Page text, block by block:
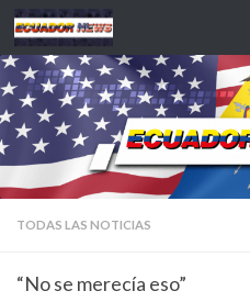
Saltar al contenido
TODAS LAS NOTICIAS
“No se merecía eso”